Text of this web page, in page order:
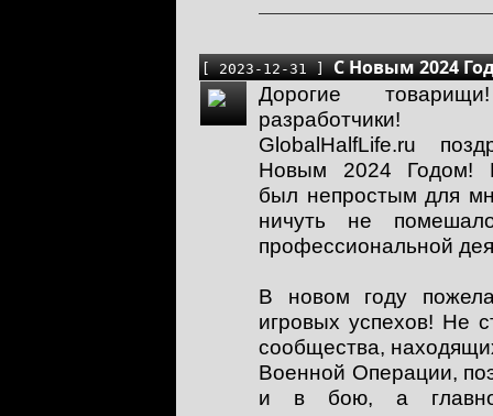
[ 2023-12-31 ]С Новым 2024
Дорогие
разработчики!
GlobalHalfLife.ru
Новым 2024 Годом!
был непростым для
ничуть не
профессиональной
В новом году
игровых успехов! Не
сообщества,
Военной Операции,
и в бою, а